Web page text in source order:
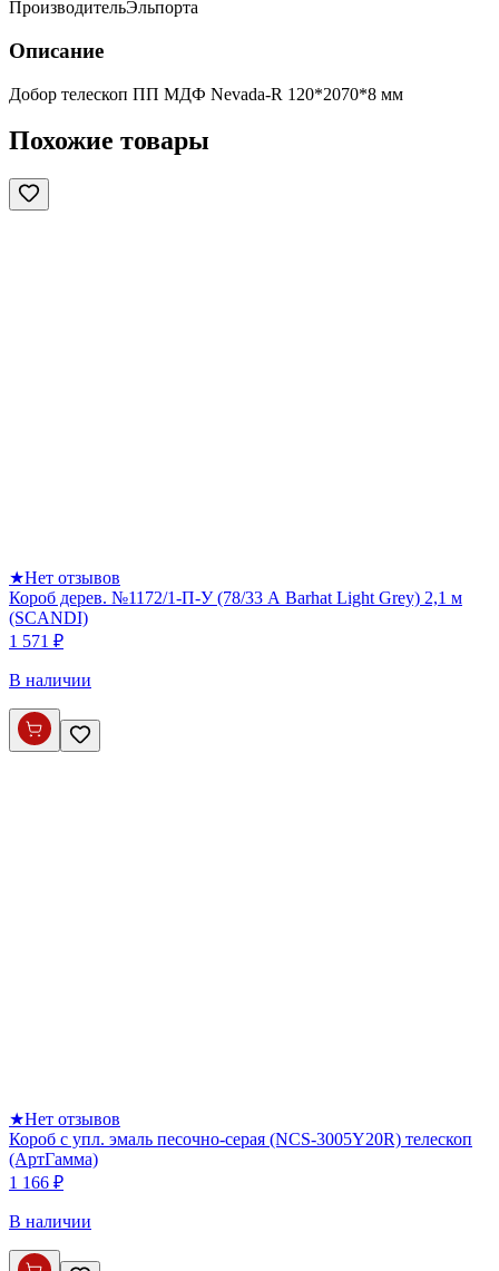
ПроизводительЭльпорта
Описание
Добор телескоп ПП МДФ Nevada-R 120*2070*8 мм
Похожие товары
★Нет отзывов
Короб дерев. №1172/1-П-У (78/33 А Barhat Light Grey) 2,1 м
(SCANDI)
1 571 ₽
В наличии
★Нет отзывов
Короб с упл. эмаль песочно-серая (NCS-3005Y20R) телескоп
(АртГамма)
1 166 ₽
В наличии